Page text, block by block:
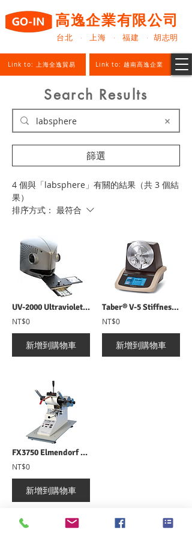
Link to: 上海全逸貿易
高逸企業有限公司
Link to: 越南高逸企業
台北 · 上海 · 福建 · 胡志明
Search Results
篩選
4 個與「labsphere」有關的結果（共 3 個結
果）
排序方式： 最符合
UV-2000 Ultraviolet Transmittance Analyzer UV紫外線穿透率試驗機
NT$0
新增到購物車
Taber® V-5 Stiffness Tester 150-T 剛性測試儀
NT$0
新增到購物車
FX3750 Elmendorf / Digital Tearing Tester 數位撕裂測試儀
NT$0
新增到購物車